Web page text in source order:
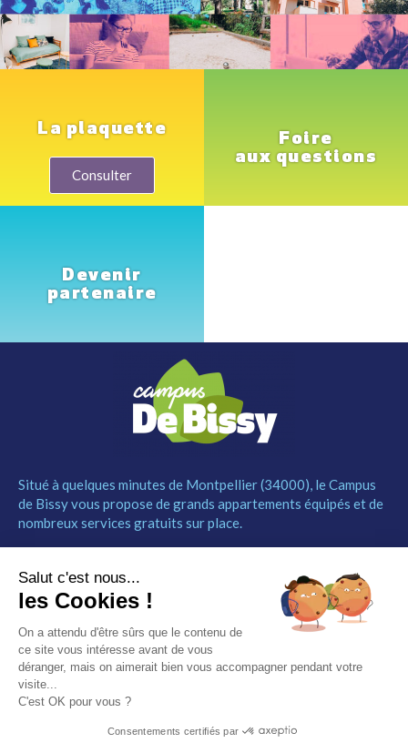
La plaquette
Consulter
Foire
aux questions
Devenir
partenaire
Situé à quelques minutes de Montpellier (34000), le Campus
de Bissy vous propose de grands appartements équipés et de
nombreux services gratuits sur place.
Le Campus
Les studios
Les services
Comment réserver
Contact
Partenaires
Mentions légales
contact@campusdebissy34.com
Route de Ganges 34980
Saint-Clément-de-Rivière
Salut c'est nous...
les Cookies !
On a attendu d'être sûrs que le contenu de
ce site vous intéresse avant de vous
déranger, mais on aimerait bien vous accompagner pendant votre
visite...
C'est OK pour vous ?
Consentements certifiés par